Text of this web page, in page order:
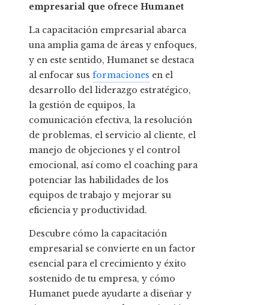
empresarial que ofrece Humanet
La capacitación empresarial abarca
una amplia gama de áreas y enfoques,
y en este sentido, Humanet se destaca
al enfocar sus formaciones en el
desarrollo del liderazgo estratégico,
la gestión de equipos, la
comunicación efectiva, la resolución
de problemas, el servicio al cliente, el
manejo de objeciones y el control
emocional, así como el coaching para
potenciar las habilidades de los
equipos de trabajo y mejorar su
eficiencia y productividad.
Descubre cómo la capacitación
empresarial se convierte en un factor
esencial para el crecimiento y éxito
sostenido de tu empresa, y cómo
Humanet puede ayudarte a diseñar y